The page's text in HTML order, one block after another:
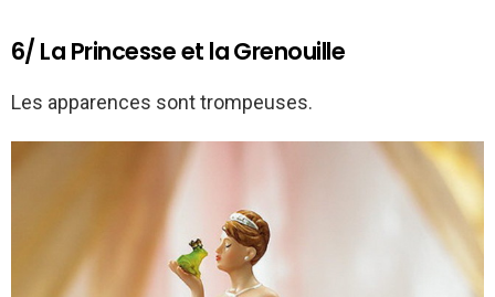
6/ La Princesse et la Grenouille
Les apparences sont trompeuses.